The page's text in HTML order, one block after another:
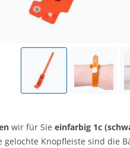
wir für Sie einfarbig 1c
gelochte Knopfleiste sind die